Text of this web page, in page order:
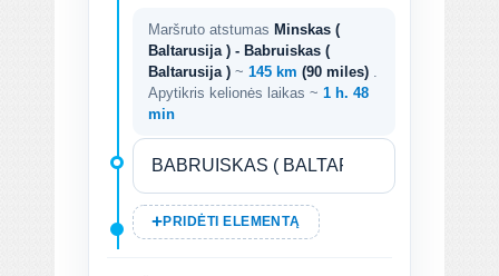
Maršruto atstumas Minskas (
Baltarusija ) - Babruiskas (
Baltarusija ) ~ 145 km (90 miles)
Apytikris kelionės laikas ~ 1 h. 48
min
PRIDĖTI ELEMENTĄ